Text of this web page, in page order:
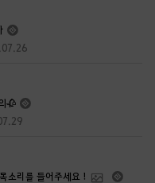
🥀
소리를 들어주세요 !